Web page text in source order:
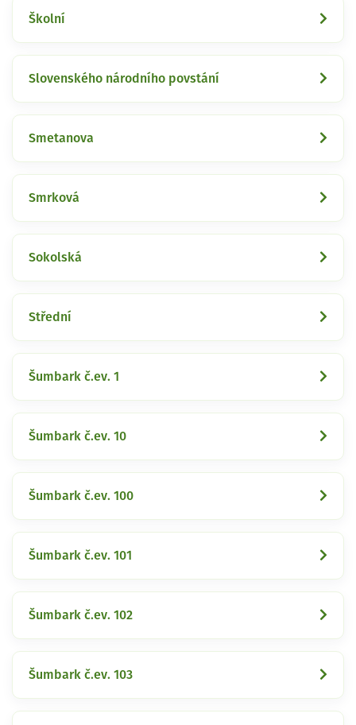
Školní
Slovenského národního povstání
Smetanova
Smrková
Sokolská
Střední
Šumbark č.ev. 1
Šumbark č.ev. 10
Šumbark č.ev. 100
Šumbark č.ev. 101
Šumbark č.ev. 102
Šumbark č.ev. 103